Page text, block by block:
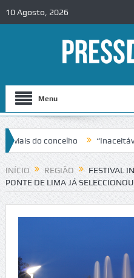
10 Agosto, 2026
Menu
do concelho “Inaceitável”.
IC2 em Alcobaça Igreja
INÍCIO REGIÃO
FESTIVAL
PONTE DE LIMA JÁ